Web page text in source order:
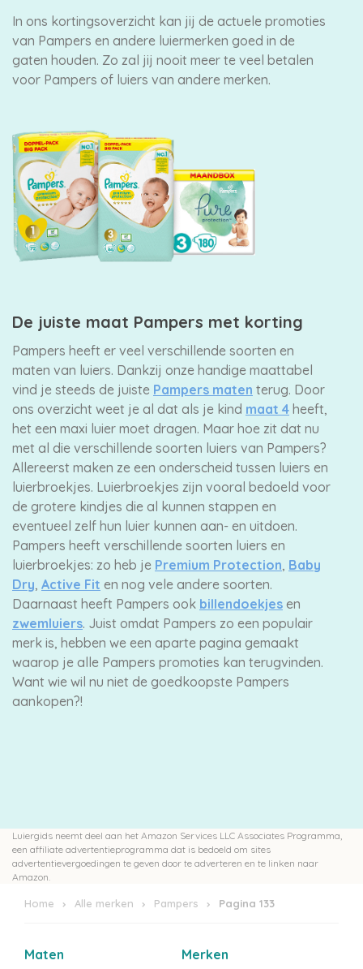
In ons kortingsoverzicht kan jij de actuele promoties
van Pampers en andere luiermerken goed in de
gaten houden. Zo zal jij nooit meer te veel betalen
voor Pampers of luiers van andere merken.
De juiste maat Pampers met korting
Pampers heeft er veel verschillende soorten en
maten van luiers. Dankzij onze handige maattabel
vind je steeds de juiste Pampers maten terug. Door
ons overzicht weet je al dat als je kind maat 4 heeft,
het een maxi luier moet dragen. Maar hoe zit dat nu
met al die verschillende soorten luiers van Pampers?
Allereerst maken ze een onderscheid tussen luiers en
luierbroekjes. Luierbroekjes zijn vooral bedoeld voor
de grotere kindjes die al kunnen stappen en
eventueel zelf hun luier kunnen aan- en uitdoen.
Pampers heeft verschillende soorten luiers en
luierbroekjes: zo heb je Premium Protection Baby
Dry Active Fit en nog vele andere soorten.
Daarnaast heeft Pampers ook billendoekjes en
zwemluiers. Juist omdat Pampers zo een populair
merk is, hebben we een aparte pagina gemaakt
waarop je alle Pampers promoties kan terugvinden.
Want wie wil nu niet de goedkoopste Pampers
aankopen?!
Luiergids neemt deel aan het Amazon Services LLC Associates Programma,
een affiliate advertentieprogramma dat is bedoeld om sites
advertentievergoedingen te geven door te adverteren en te linken naar
Amazon.
Home Alle merken Pampers Pagina 133
Maten Merken